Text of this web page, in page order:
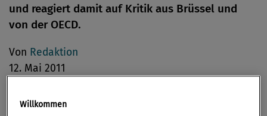
und reagiert damit auf Kritik aus Brüssel und
von der OECD.
Von Redaktion
12. Mai 2011
Willkommen